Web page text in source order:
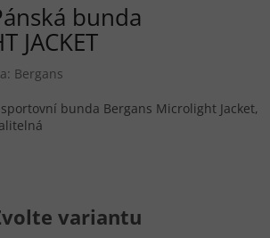
bunda
JACKET
Bergans
variantu
bunda Bergans Microlight Jacket,